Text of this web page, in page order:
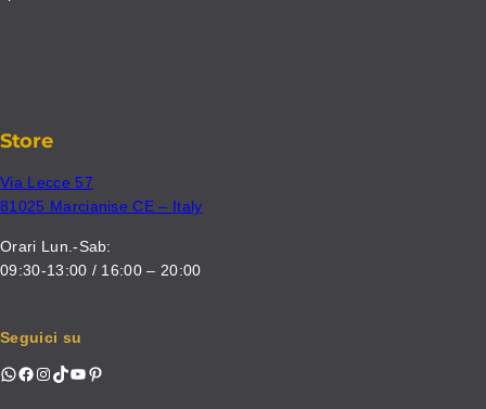
Store
Via Lecce 57
81025 Marcianise CE – Italy
Orari Lun.-Sab:
09:30-13:00 / 16:00 – 20:00
Seguici su
WhatsApp Facebook Instagram TikTok YouTube Pinterest